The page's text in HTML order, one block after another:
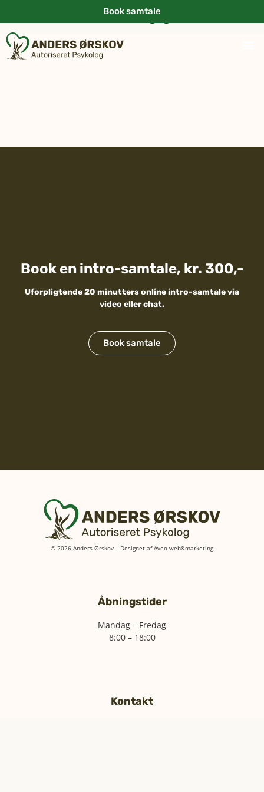
Book samtale
“..mere livskraft og glæde”
Book en intro-samtale, kr. 300,-
Uforpligtende 20 minutters online intro-samtale via
video eller chat.
Book samtale
© 2026 Anders Ørskov – Designet afAveo web&marketing
Åbningstider
Mandag – Fredag
8:00 – 18:00
Kontakt